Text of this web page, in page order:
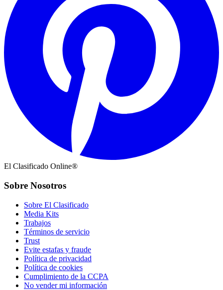
El Clasificado Online®
Sobre Nosotros
Sobre El Clasificado
Media Kits
Trabajos
Términos de servicio
Trust
Evite estafas y fraude
Política de privacidad
Política de cookies
Cumplimiento de la CCPA
No vender mi información